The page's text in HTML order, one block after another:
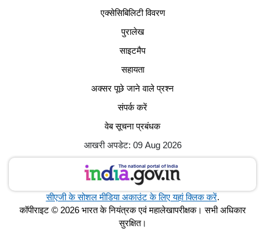
एक्सेसिबिलिटी विवरण
पुरालेख
साइटमैप
सहायता
अक्सर पूछे जाने वाले प्रश्न
संपर्क करें
वेब सूचना प्रबंधक
आखरी अपडेट: 09 Aug 2026
सीएजी के सोशल मीडिया अकाउंट के लिए यहां क्लिक करें.
कॉपीराइट © 2026 भारत के नियंत्रक एवं महालेखापरीक्षक। सभी अधिकार
सुरक्षित।